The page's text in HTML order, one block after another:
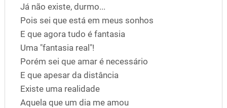
Já não existe, durmo...
Pois sei que está em meus sonhos
E que agora tudo é fantasia
Uma "fantasia real"!
Porém sei que amar é necessário
E que apesar da distância
Existe uma realidade
Aquela que um dia me amou